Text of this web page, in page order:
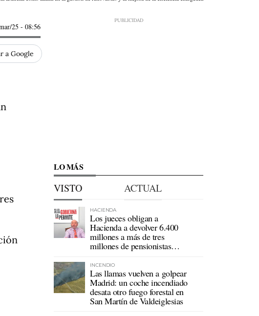
25 - 08:56
a Google
LO MÁS
VISTO ACTUAL
HACIENDA
Los jueces obligan a
Hacienda a devolver 6.400
millones a más de tres
millones de pensionistas
INCENDIO
Las llamas vuelven a golpear
Madrid: un coche incendiado
desata otro fuego forestal en
San Martín de Valdeiglesias